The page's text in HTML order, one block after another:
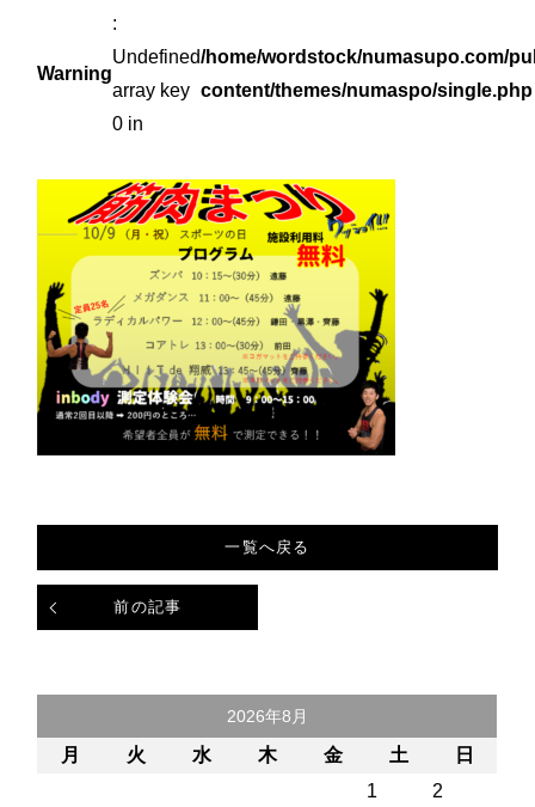
Warning
:
Undefined
array key
0 in
/home/wordstock/numasupo.com/
content/themes/numaspo/single.php
前の記事
一覧へ戻る
2026年8月
月 火 水 木 金 土
日
1
2